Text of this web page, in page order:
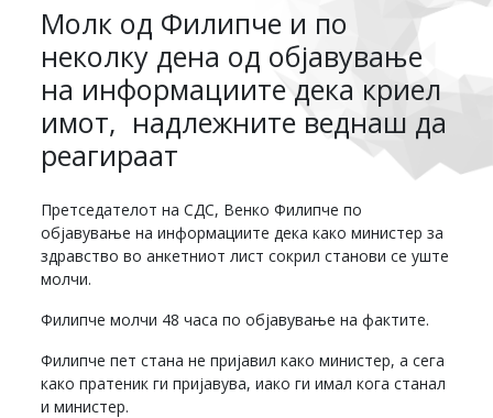
Молк од Филипче и по
неколку дена од објавување
на информациите дека криел
имот, надлежните веднаш да
реагираат
Претседателот на СДС, Венко Филипче по
објавување на информациите дека како министер за
здравство во анкетниот лист сокрил станови се уште
молчи.
Филипче молчи 48 часа по објавување на фактите.
Филипче пет стана не пријавил како министер, а сега
како пратеник ги пријавува, иако ги имал кога станал
и министер.